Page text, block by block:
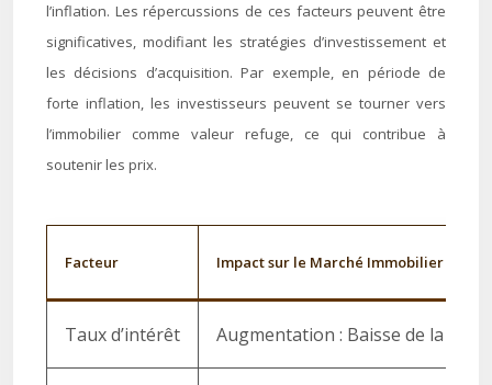
l’inflation. Les répercussions de ces facteurs peuvent être
significatives, modifiant les stratégies d’investissement et
les décisions d’acquisition. Par exemple, en période de
forte inflation, les investisseurs peuvent se tourner vers
l’immobilier comme valeur refuge, ce qui contribue à
soutenir les prix.
Facteur Impact sur le Marché Immobilier
Taux d’intérêt Augmentation : Baisse de la